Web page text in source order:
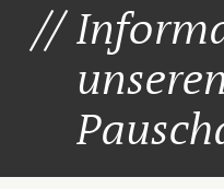
unseren